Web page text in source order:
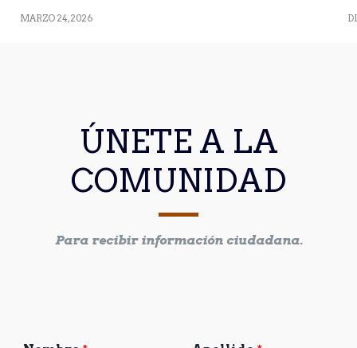
MARZO 24, 2026
ÚNETE A LA
COMUNIDAD
Para recibir información ciudadana.